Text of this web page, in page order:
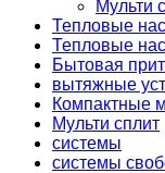
Мульти
Тепловые
Тепловые
Бытовая
вытяжные
Компактные
Мульти сплит
системы
системы